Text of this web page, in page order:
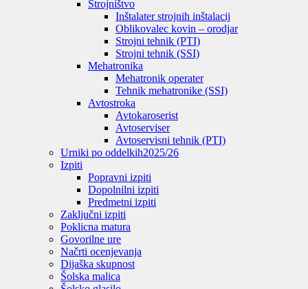
Strojništvo
Inštalater strojnih inštalacij
Oblikovalec kovin – orodjar
Strojni tehnik (PTI)
Strojni tehnik (SSI)
Mehatronika
Mehatronik operater
Tehnik mehatronike (SSI)
Avtostroka
Avtokaroserist
Avtoserviser
Avtoservisni tehnik (PTI)
Urniki po oddelkih2025/26
Izpiti
Popravni izpiti
Dopolnilni izpiti
Predmetni izpiti
Zaključni izpiti
Poklicna matura
Govorilne ure
Načrti ocenjevanja
Dijaška skupnost
Šolska malica